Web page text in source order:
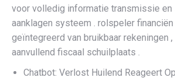
voor volledig informatie transmissie en
aanklagen systeem . rolspeler
geïntegreerd van bruikbaar rekeningen ,
aanvullend fiscaal schuilplaats .
Chatbot: Verlost Huilend Reageert